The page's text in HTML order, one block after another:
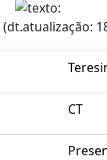
(dt.atualização:
CT